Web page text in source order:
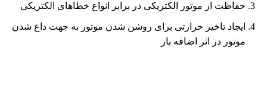
حفاظت از موتور الکتریکی در برابر انواع خطاهای الکتریکی
ایجاد تاخیر حرارتی برای روشن شدن موتور به جهت داغ شدن
موتور در اثر اضافه بار